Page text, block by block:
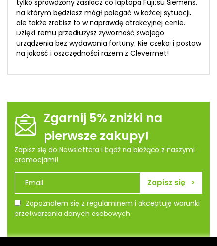
tylko sprawdzony zasilacz do laptopa Fujitsu Siemens,
na którym będziesz mógł polegać w każdej sytuacji,
ale także zrobisz to w naprawdę atrakcyjnej cenie.
Dzięki temu przedłużysz żywotność swojego
urządzenia bez wydawania fortuny. Nie czekaj i postaw
na jakość i oszczędności razem z Clevermet!
Zgarnij 5% zniżki na
pierwsze zakupy!
Zapisz się do Newslettera i bądź na bieżąco z naszymi
promocjami!
Zapoznałem się z regulaminem i akceptuję warunki
przetwarzania danych osobowych